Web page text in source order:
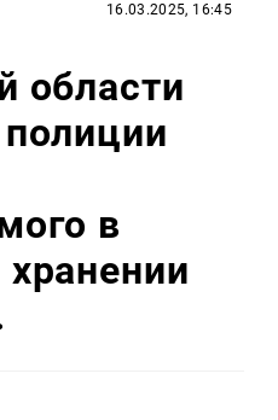
16.03.2025, 16:45
области
в